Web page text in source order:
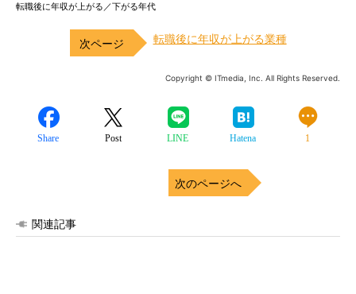
転職後に年収が上がる／下がる年代
転職後に年収が上がる業種
Copyright © ITmedia, Inc. All Rights Reserved.
Share Post LINE Hatena 1
次のページへ
関連記事